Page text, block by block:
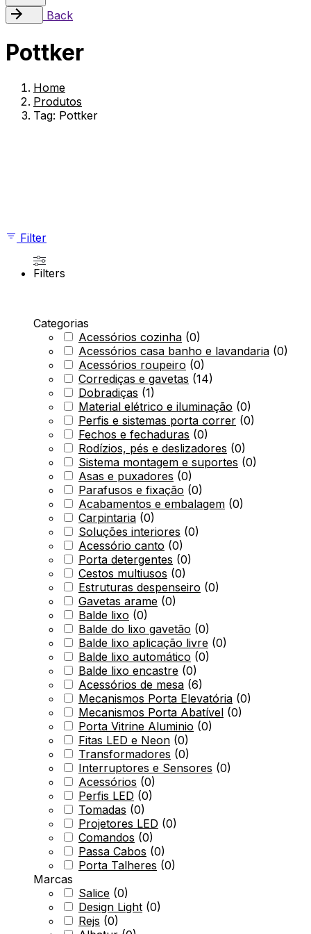
Back
Pottker
Home
Produtos
Tag: Pottker
Filter
Filters
Categorias
Acessórios cozinha (0)
Acessórios casa banho e lavandaria (0)
Acessórios roupeiro (0)
Corrediças e gavetas (14)
Dobradiças (1)
Material elétrico e iluminação (0)
Perfis e sistemas porta correr (0)
Fechos e fechaduras (0)
Rodízios, pés e deslizadores (0)
Sistema montagem e suportes (0)
Asas e puxadores (0)
Parafusos e fixação (0)
Acabamentos e embalagem (0)
Carpintaria (0)
Soluções interiores (0)
Acessório canto (0)
Porta detergentes (0)
Cestos multiusos (0)
Estruturas despenseiro (0)
Gavetas arame (0)
Balde lixo (0)
Balde do lixo gavetão (0)
Balde lixo aplicação livre (0)
Balde lixo automático (0)
Balde lixo encastre (0)
Acessórios de mesa (6)
Mecanismos Porta Elevatória (0)
Mecanismos Porta Abatível (0)
Porta Vitrine Aluminio (0)
Fitas LED e Neon (0)
Transformadores (0)
Interruptores e Sensores (0)
Acessórios (0)
Perfis LED (0)
Tomadas (0)
Projetores LED (0)
Comandos (0)
Passa Cabos (0)
Porta Talheres (0)
Marcas
Salice (0)
Design Light (0)
Rejs (0)